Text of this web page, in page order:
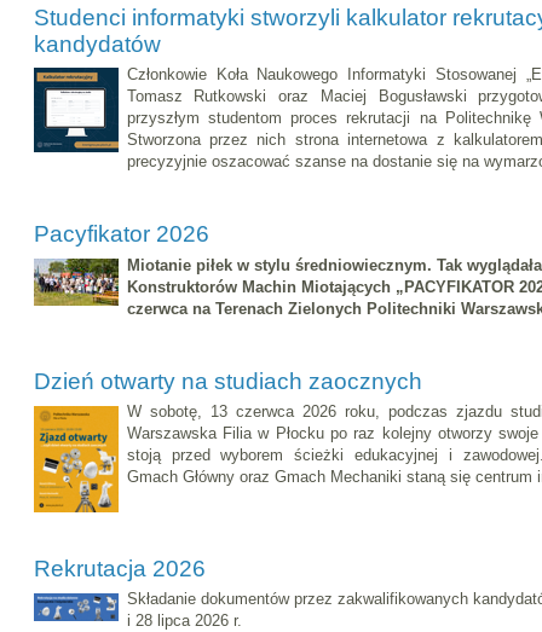
Studenci informatyki stworzyli kalkulator
kandydatów
Członkowie Koła Naukowego Informatyki Stosowanej
Tomasz Rutkowski oraz Maciej Bogusławski
przyszłym studentom proces rekrutacji na Politechnikę
Stworzona przez nich strona internetowa z
precyzyjnie oszacować szanse na dostanie się na
Pacyfikator 2026
Miotanie piłek w stylu średniowiecznym. Tak
Konstruktorów Machin Miotających „PACYFIKATOR
czerwca na Terenach Zielonych Politechniki
Dzień otwarty na studiach zaocznych
W sobotę, 13 czerwca 2026 roku, podczas zjazdu
Warszawska Filia w Płocku po raz kolejny otworzy
stoją przed wyborem ścieżki edukacyjnej i
Gmach Główny oraz Gmach Mechaniki staną się
Rekrutacja 2026
Składanie dokumentów przez zakwalifikowanych
i 28 lipca 2026 r.